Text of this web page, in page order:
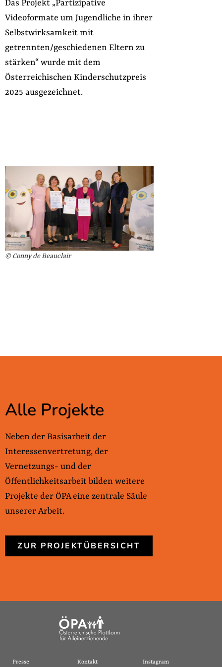
Das Projekt „Partizipative
Videoformate um Jugendliche in ihrer
Selbstwirksamkeit mit
getrennten/geschiedenen Eltern zu
stärken“ wurde mit dem
Österreichischen Kinderschutzpreis
2025 ausgezeichnet.
© Conny de Beauclair
Alle Projekte
Neben der Basisarbeit der
Interessenvertretung, der
Vernetzungs- und der
Öffentlichkeitsarbeit bilden weitere
Projekte der ÖPA eine zentrale Säule
unserer Arbeit.
ZUR PROJEKTÜBERSICHT
Presse Kontakt Instagram